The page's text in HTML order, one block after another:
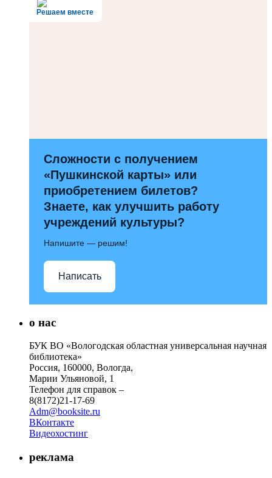
Решаем вместе
Сложности с получением
«Пушкинской карты» или
приобретением билетов?
Знаете, как улучшить работу
учреждений культуры?
Напишите — решим!
Написать
о нас
БУК ВО «Вологодская областная универсальная научная
библиотека»
Россия, 160000, Вологда,
Марии Ульяновой, 1
Телефон для справок –
8(8172)21-17-69
Adm@booksite.ru
ВКонтакте
Видеохостинг
реклама